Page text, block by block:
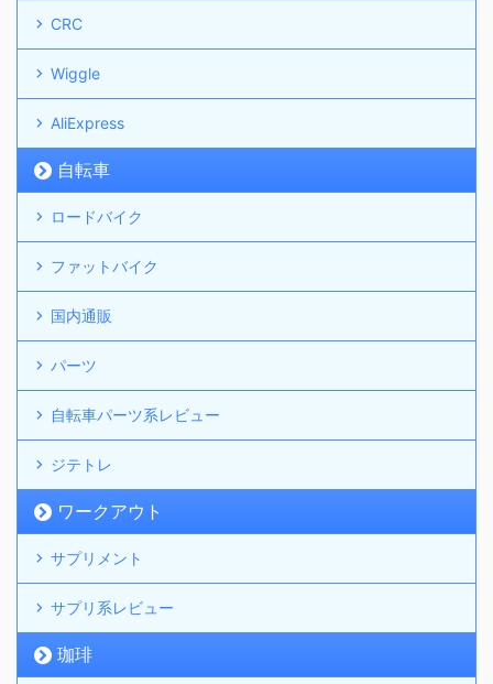
CRC
Wiggle
AliExpress
自転車
ロードバイク
ファットバイク
国内通販
パーツ
自転車パーツ系レビュー
ジテトレ
ワークアウト
サプリメント
サプリ系レビュー
珈琲